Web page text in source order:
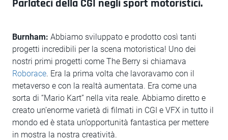
Parlateci della CGI negli sport motoristici.
Burnham: Abbiamo sviluppato e prodotto così tanti
progetti incredibili per la scena motoristica! Uno dei
nostri primi progetti come The Berry si chiamava
Roborace. Era la prima volta che lavoravamo con il
metaverso e con la realtà aumentata. Era come una
sorta di “Mario Kart” nella vita reale. Abbiamo diretto e
creato un’enorme varietà di filmati in CGI e VFX in tutto il
mondo ed è stata un’opportunità fantastica per mettere
in mostra la nostra creatività.